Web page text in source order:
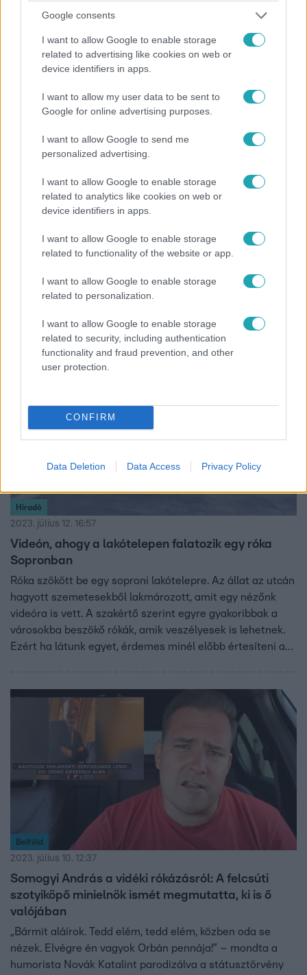
Google consents
I want to allow Google to enable storage
related to advertising like cookies on web or
device identifiers in apps.
I want to allow my user data to be sent to
Google for online advertising purposes.
I want to allow Google to send me
personalized advertising.
I want to allow Google to enable storage
related to analytics like cookies on web or
device identifiers in apps.
I want to allow Google to enable storage
related to functionality of the website or app.
I want to allow Google to enable storage
related to personalization.
I want to allow Google to enable storage
related to security, including authentication
functionality and fraud prevention, and other
user protection.
CONFIRM
Data Deletion Data Access Privacy Policy
A vadon élő rótyát elütötte egy autó, így került a
2023. július 24. 7:36
a Balaton-parton a nyilvánosságot kerülő vidrák,
borzok és rókák
Híradó
2023. július 12. 16:57
Videón, ahogy a lakótelepen falatozik egy róka
Sopronban
Róka szökött be egy soproni lakótelepre. Az állat az utcán
hagyott szemetesekből lakmározott, amit egy nézőnk
videóra is vett. A szakértő szerint egyre gyakoribbak a
városokba beszökő rókák, amik veszélyesek is lehetnek.
Ezért ha látunk egyet, érdemes minél előbb értesíteni a
Belföld
2023. július 10. 12:37
Somogyi András a vidéki rókázásról: A felcsúti
szotyiköpő minielnök ismét megmutatta, ki is ő
valójában
„Bármit aláírok. Tedd elém, tedd elém, közben oda se
nézek. Elvégre én vagyok Orbán pennája!” – mondta a
humorista Novák Katalint parodizálva a státusztörvény